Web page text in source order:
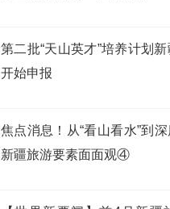
第二批“天山英才”培养计划新
开始申报
焦点消息！从“看山看水”到
新疆旅游要素面面观④